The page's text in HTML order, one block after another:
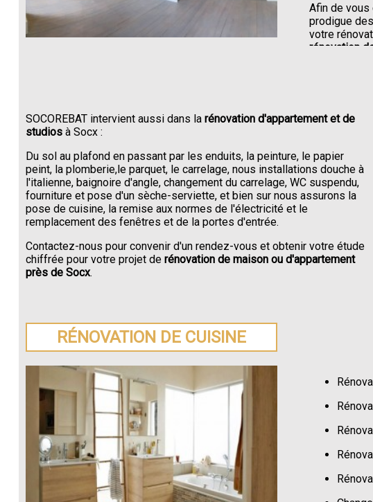
Afin de vous
prodigue
votre
rénovation
SOCOREBAT intervient aussi dans la rénovation d'appartement et de
studiosà Socx :
Du sol au plafond en passant par les enduits, la peinture, le papier
peint, la plomberie,le parquet, le carrelage, nous installations douche à
l'italienne, baignoire d'angle, changement du carrelage, WC suspendu,
fourniture et pose d'un sèche-serviette, et bien sur nous assurons la
pose de cuisine, la remise aux normes de l'électricité et le
remplacement des fenêtres et de la portes d'entrée.
Contactez-nous pour convenir d'un rendez-vous et obtenir votre étude
chiffrée pour votre projet derénovation de maison ou d'appartement
près de Socx.
RÉNOVATION DE CUISINE